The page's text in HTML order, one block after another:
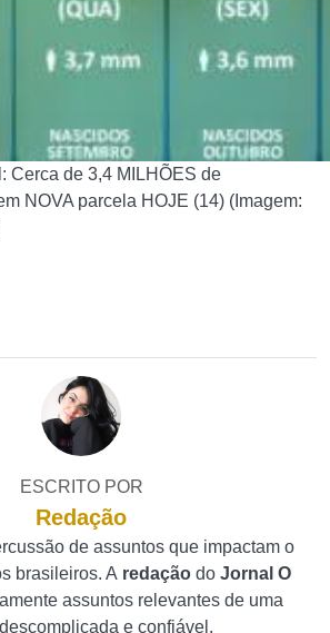
Cerca de 3,4 MILHÕES de
NOVA parcela HOJE (14) (Imagem:
ESCRITO POR
Redação
de assuntos que impactam o
brasileiros. A redação do Jornal O
assuntos relevantes de uma
e confiável.